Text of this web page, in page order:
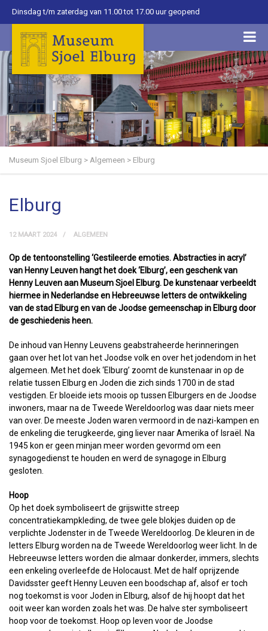
Dinsdag t/m zaterdag van 11.00 tot 17.00 uur geopend
Museum Sjoel Elburg > Algemeen > Elburg
Elburg
12 MAART 2024 ALGEMEEN
Op de tentoonstelling ‘Gestileerde emoties. Abstracties in acryl’
van Henny Leuven hangt het doek ‘Elburg’, een geschenk van
Henny Leuven aan Museum Sjoel Elburg. De kunstenaar verbeeldt
hiermee in Nederlandse en Hebreeuwse letters de ontwikkeling
van de stad Elburg en van de Joodse gemeenschap in Elburg door
de geschiedenis heen.
De inhoud van Henny Leuvens geabstraheerde herinneringen
gaan over het lot van het Joodse volk en over het jodendom in het
algemeen. Met het doek ‘Elburg’ zoomt de kunstenaar in op de
relatie tussen Elburg en Joden die zich sinds 1700 in de stad
vestigden. Er bloeide iets moois op tussen Elburgers en de Joodse
inwoners, maar na de Tweede Wereldoorlog was daar niets meer
van over. De meeste Joden waren vermoord in de nazi-kampen en
de enkeling die terugkeerde, ging liever naar Amerika of Israël. Na
1945 kon er geen minjan meer worden gevormd om een
synagogedienst te houden en werd de synagoge in Elburg
gesloten.
Hoop
Op het doek symboliseert de grijswitte streep
concentratiekampkleding, de twee gele blokjes duiden op de
verplichte Jodenster in de Tweede Wereldoorlog. De kleuren in de
letters Elburg worden na de Tweede Wereldoorlog weer licht. In de
Hebreeuwse letters worden die almaar donkerder, immers, slechts
een enkeling overleefde de Holocaust. Met de half oprijzende
Davidsster geeft Henny Leuven een boodschap af, alsof er toch
nog toekomst is voor Joden in Elburg, alsof de hij hoopt dat het
ooit weer kan worden zoals het was. De halve ster symboliseert
hoop voor de toekomst. Hoop op leven voor de Joodse